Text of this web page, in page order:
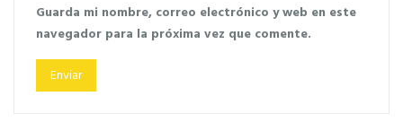
Guarda mi nombre, correo electrónico y web en este
navegador para la próxima vez que comente.